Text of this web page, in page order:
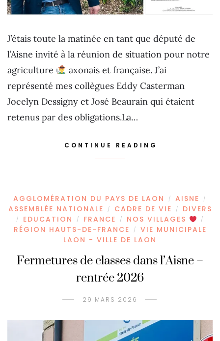
J’étais toute la matinée en tant que député de
l’Aisne invité à la réunion de situation pour notre
agriculture
axonais et française. J’ai
représenté mes collègues Eddy Casterman
Jocelyn Dessigny et José Beaurain qui étaient
retenus par des obligations.La…
CONTINUE READING
AGGLOMÉRATION DU PAYS DE LAON / AISNE /
ASSEMBLÉE NATIONALE / CADRE DE VIE / DIVERS
/ EDUCATION / FRANCE / NOS VILLAGES /
RÉGION HAUTS-DE-FRANCE /
VIE MUNICIPALE
LAON - VILLE DE LAON
Fermetures de classes dans l’Aisne –
rentrée 2026
29 MARS 2026